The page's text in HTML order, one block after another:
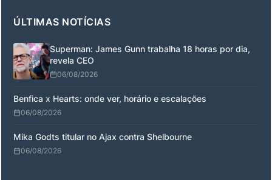
ÚLTIMAS NOTÍCIAS
Superman: James Gunn trabalha 18 horas por dia,
revela CEO
06/08/2026
Benfica x Hearts: onde ver, horário e escalações
06/08/2026
Mika Godts titular no Ajax contra Shelbourne
06/08/2026